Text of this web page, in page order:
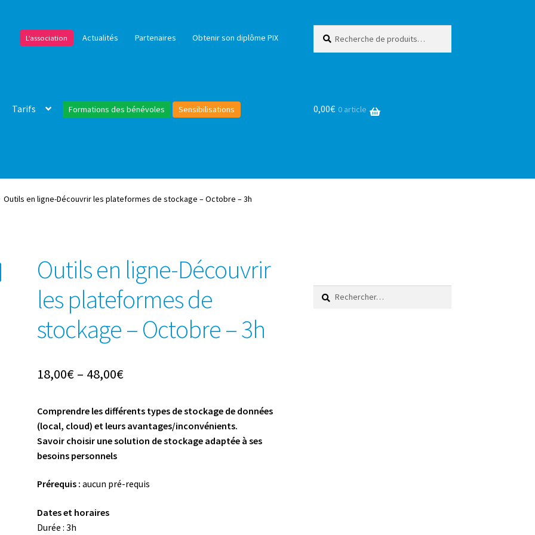
L’association Actualités Partenaires Obtenir son diplôme PIX
pour :
Tarifs Formations des bénévoles Sensibilisations 0,00€ 0 article
Outils en ligne-Découvrir les plateformes de stockage – Octobre – 3h
Outils en ligne-Découvrir
les plateformes de
stockage – Octobre – 3h
18,00€ – 48,00€
Comprendre les différents types de stockage de données
(local, cloud) et leurs avantages/inconvénients.
Savoir choisir une solution de stockage adaptée à ses
besoins personnels
Prérequis : aucun pré-requis
Dates et horaires
Durée : 3h ­
Rechercher :